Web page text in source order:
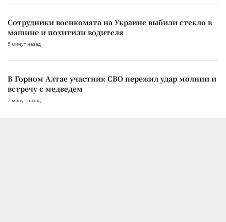
Сотрудники военкомата на Украине выбили стекло в
машине и похитили водителя
5 минут назад
В Горном Алтае участник СВО пережил удар молнии и
встречу с медведем
7 минут назад